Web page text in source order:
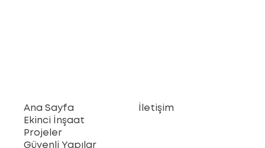
Ana Sayfa
Ekinci İnşaat
Projeler
Güvenli Yapılar
İletişim